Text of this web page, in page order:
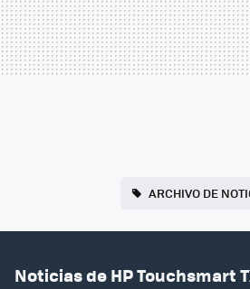
ARCHIVO DE
Noticias de HP Touchsmart